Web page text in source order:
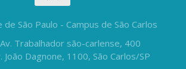
de São Paulo - Campus de São Carlos
Trabalhador são-carlense, 400
João Dagnone, 1100, São Carlos/SP